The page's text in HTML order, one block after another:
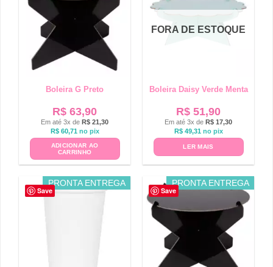
Boleira G Preto
R$ 63,90
Em até 3x de R$ 21,30
R$60,71 no pix
ADICIONAR AO
CARRINHO
FORA DE ESTOQUE
Boleira Daisy Verde Menta
R$ 51,90
Em até 3x de R$ 17,30
R$49,31 no pix
LER MAIS
Save
PRONTA ENTREGA
Save
PRONTA ENTREGA